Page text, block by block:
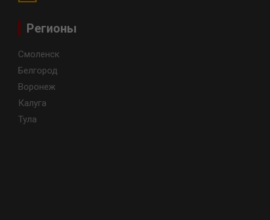
Регионы
Смоленск
Белгород
Воронеж
Калуга
Тула